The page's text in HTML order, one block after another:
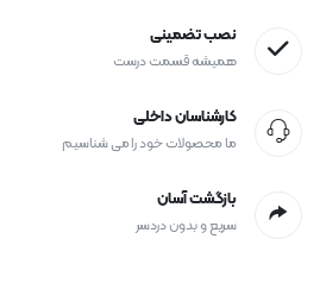
نصب تضمینی
همیشه قسمت درست
کارشناسان داخلی
ما محصولات خود را می شناسیم
بازگشت آسان
سریع و بدون دردسر